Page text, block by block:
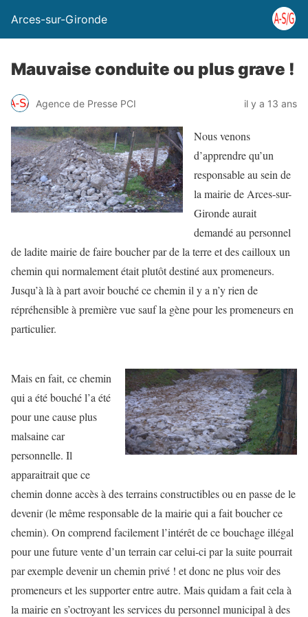
Arces-sur-Gironde
Mauvaise conduite ou plus grave !
Agence de Presse PCI il y a 13 ans
Nous venons
d’apprendre qu’un
responsable au sein de
la mairie de Arces-sur-
Gironde aurait
demandé au personnel
de ladite mairie de faire boucher par de la terre et des cailloux un
chemin qui normalement était plutôt destiné aux promeneurs.
Jusqu’à là à part avoir bouché ce chemin il y a n’y rien de
répréhensible à première vue sauf la gène pour les promeneurs en
particulier.
Mais en fait, ce chemin
qui a été bouché l’a été
pour une cause plus
malsaine car
personnelle. Il
apparaitrait que ce
chemin donne accès à des terrains constructibles ou en passe de le
devenir (le même responsable de la mairie qui a fait boucher ce
chemin). On comprend facilement l’intérêt de ce bouchage illégal
pour une future vente d’un terrain car celui-ci par la suite pourrait
par exemple devenir un chemin privé ! et donc ne plus voir des
promeneurs et les supporter entre autre. Mais quidam a fait cela à
la mairie en s’octroyant les services du personnel municipal à des